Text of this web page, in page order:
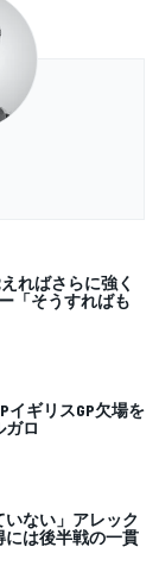
ればさらに強く
「そうすればも
イギリスGP欠場を
ガロ
いない」アレック
には後半戦の一貫